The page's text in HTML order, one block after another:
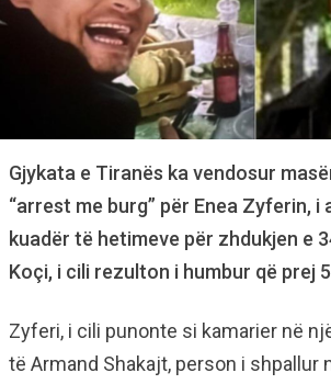
Gjykata e Tiranës ka vendosur
“arrest me burg” për Enea Zyferin, i
kuadër të hetimeve për zhdukjen e
Koçi, i cili rezulton i humbur që prej
Zyferi, i cili punonte si kamarier në
të Armand Shakajt, person i shpallur